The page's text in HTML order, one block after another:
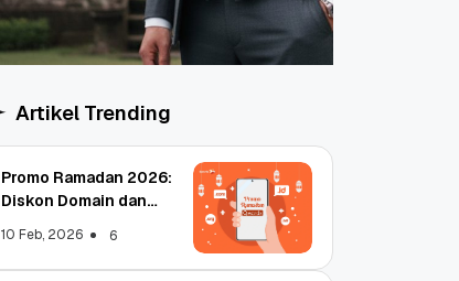
Artikel Trending
Promo Ramadan 2026:
Diskon Domain dan
10 Feb, 2026 6